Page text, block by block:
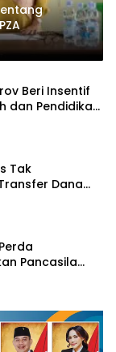
Beri Insentif
dan Pendidikan
Tak
Dana
Pancasila